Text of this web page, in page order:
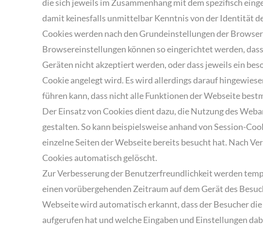
die sich jeweils im Zusammenhang mit dem spezifisch
damit keinesfalls unmittelbar Kenntnis von der Identität
Cookies werden nach den Grundeinstellungen der
Browsereinstellungen können so eingerichtet werden,
Geräten nicht akzeptiert werden, oder dass jeweils ein
Cookie angelegt wird. Es wird allerdings darauf
führen kann, dass nicht alle Funktionen der Webseite
Der Einsatz von Cookies dient dazu, die Nutzung des
gestalten. So kann beispielsweise anhand von Session-
einzelne Seiten der Webseite bereits besucht hat. Nach
Cookies automatisch gelöscht.
Zur Verbesserung der Benutzerfreundlichkeit werden
einen vorübergehenden Zeitraum auf dem Gerät des
Webseite wird automatisch erkannt, dass der Besucher
aufgerufen hat und welche Eingaben und Einstellungen